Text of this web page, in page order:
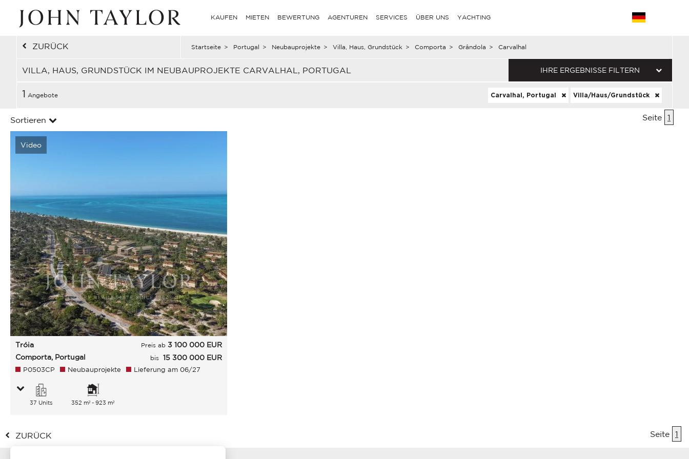
KAUFEN MIETEN BEWERTUNG AGENTUREN SERVICES ÜBER UNS YACHTING
ZURÜCK Startseite > Portugal > Neubauprojekte > Villa, Haus, Grundstück > Comporta > Grândola > Carvalhal
VILLA, HAUS, GRUNDSTÜCK IM NEUBAUPROJEKTE CARVALHAL, PORTUGAL IHRE ERGEBNISSE FILTERN
1 Angebote Carvalhal, Portugal Villa/Haus/Grundstück
Sortieren Seite 1
Video
Tróia
Comporta, Portugal
Preis ab 3 100 000 EUR
bis 15 300 000 EUR
P0503CP Neubauprojekte Lieferung am 06/27
37 Units 352 m² - 923 m²
ZURÜCK Seite 1